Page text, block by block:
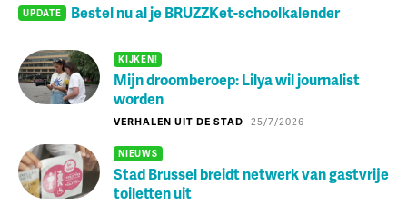
UPDATE Bestel nu al je BRUZZKet-schoolkalender
KIJKEN!
Mijn droomberoep: Lilya wil journalist
worden
VERHALEN UIT DE STAD 25/7/2026
NIEUWS
Stad Brussel breidt netwerk van gastvrije
toiletten uit